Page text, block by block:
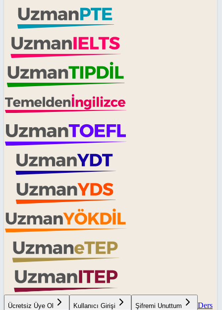
Ücretsiz Üye Ol Kullanıcı Girişi Şifremi Unuttum
Ders